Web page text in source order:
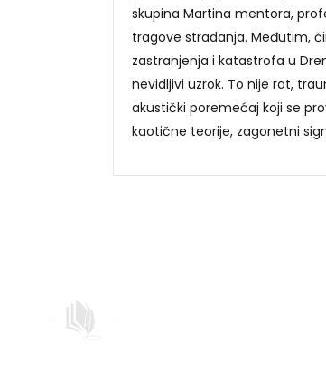
skupina Martina mentora,
tragove stradanja. Međutim,
zastranjenja i katastrofa u
nevidljivi uzrok. To nije rat,
akustički poremećaj koji se
kaotične teorije, zagonetni